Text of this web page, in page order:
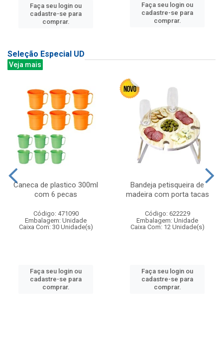
Faça seu login ou
cadastre-se para
comprar.
Faça seu login ou
cadastre-se para
comprar.
Seleção Especial UD
Veja mais
Caneca de plastico 300ml
com 6 pecas
Código: 471090
Embalagem: Unidade
Caixa Com: 30 Unidade(s)
Faça seu login ou
cadastre-se para
comprar.
Bandeja petisqueira de
madeira com porta tacas
Código: 622229
Embalagem: Unidade
Caixa Com: 12 Unidade(s)
Faça seu login ou
cadastre-se para
comprar.